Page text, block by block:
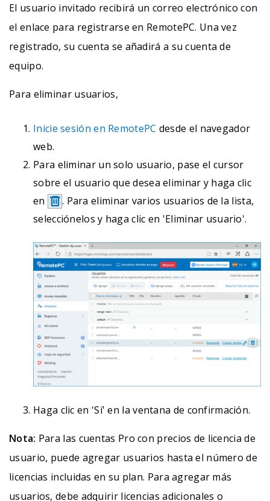
El usuario invitado recibirá un correo electrónico con
el enlace para registrarse en RemotePC. Una vez
registrado, su cuenta se añadirá a su cuenta de
equipo.
Para eliminar usuarios,
Inicie sesión en RemotePC desde el navegador
web.
Para eliminar un solo usuario, pase el cursor
sobre el usuario que desea eliminar y haga clic
en
. Para eliminar varios usuarios de la lista,
selecciónelos y haga clic en 'Eliminar usuario'.
Haga clic en 'Sí' en la ventana de confirmación.
Nota: Para las cuentas Pro con precios de licencia de
usuario, puede agregar usuarios hasta el número de
licencias incluidas en su plan. Para agregar más
usuarios, debe adquirir licencias adicionales o